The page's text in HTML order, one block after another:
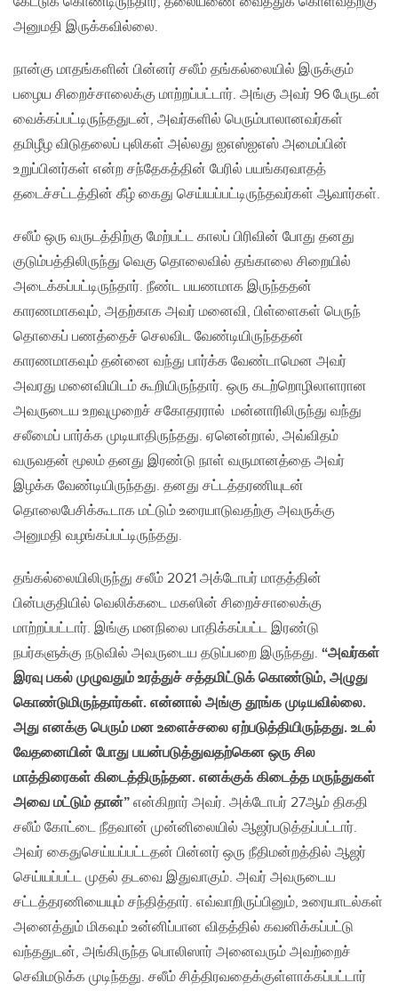
அனுமதி இருக்கவில்லை.
நான்கு மாதங்களின் பின்னர் சலீம் தங்கல்லையில் இருக்கும்
பழைய சிறைச்சாலைக்கு மாற்றப்பட்டார். அங்கு அவர் 96 பேருடன்
வைக்கப்பட்டிருந்ததுடன், அவர்களில் பெரும்பாலானவர்கள்
தமிழீழ விடுதலைப் புலிகள் அல்லது ஐஎஸ்ஐஎஸ் அமைப்பின்
உறுப்பினர்கள் என்ற சந்தேகத்தின் பேரில் பயங்கரவாதத்
தடைச்சட்டத்தின் கீழ் கைது செய்யப்பட்டிருந்தவர்கள் ஆவார்கள்.
சலீம் ஒரு வருடத்திற்கு மேற்பட்ட காலப் பிரிவின் போது தனது
குடும்பத்திலிருந்து வெகு தொலைவில் தங்காலை சிறையில்
அடைக்கப்பட்டிருந்தார். நீண்ட பயணமாக இருந்ததன்
காரணமாகவும், அதற்காக அவர் மனைவி, பிள்ளைகள் பெருந்
தொகைப் பணத்தைச் செலவிட வேண்டியிருந்ததன்
காரணமாகவும் தன்னை வந்து பார்க்க வேண்டாமென அவர்
அவரது மனைவியிடம் கூறியிருந்தார். ஒரு கடற்றொழிலாளரான
அவருடைய உறவுமுறைச் சகோதரரால் மன்னாரிலிருந்து வந்து
சலீமைப் பார்க்க முடியாதிருந்தது. ஏனென்றால், அவ்விதம்
வருவதன் மூலம் தனது இரண்டு நாள் வருமானத்தை அவர்
இழக்க வேண்டியிருந்தது. தனது சட்டத்தரணியுடன்
தொலைபேசிக்கூடாக மட்டும் உரையாடுவதற்கு அவருக்கு
அனுமதி வழங்கப்பட்டிருந்தது.
தங்கல்லையிலிருந்து சலீம் 2021 அக்டோபர் மாதத்தின்
பின்பகுதியில் வெலிக்கடை மகஸின் சிறைச்சாலைக்கு
மாற்றப்பட்டார். இங்கு மனநிலை பாதிக்கப்பட்ட இரண்டு
நபர்களுக்கு நடுவில் அவருடைய தடுப்பறை இருந்தது. “அவர்கள்
இரவு பகல் முழுவதும் உரத்துச் சத்தமிட்டுக் கொண்டும், அழுது
கொண்டுமிருந்தார்கள். என்னால் அங்கு தூங்க முடியவில்லை.
அது எனக்கு பெரும் மன உளைச்சலை ஏற்படுத்தியிருந்தது. உடல்
வேதனையின் போது பயன்படுத்துவதற்கென ஒரு சில
மாத்திரைகள் கிடைத்திருந்தன. எனக்குக் கிடைத்த மருந்துகள்
அவை மட்டும் தான்” என்கிறார் அவர். அக்டோபர் 27ஆம் திகதி
சலீம் கோட்டை நீதவான் முன்னிலையில் ஆஜர்படுத்தப்பட்டார்.
அவர் கைதுசெய்யப்பட்டதன் பின்னர் ஒரு நீதிமன்றத்தில் ஆஜர்
செய்யப்பட்ட முதல் தடவை இதுவாகும். அவர் அவருடைய
சட்டத்தரணியையும் சந்தித்தார். எவ்வாறிருப்பினும், உரையாடல்கள்
அனைத்தும் மிகவும் உன்னிப்பான விதத்தில் கவனிக்கப்பட்டு
வந்ததுடன், அங்கிருந்த பொலிஸார் அனைவரும் அவற்றைச்
செவிமடுக்க முடிந்தது. சலீம் சித்திரவதைக்குள்ளாக்கப்பட்டார்